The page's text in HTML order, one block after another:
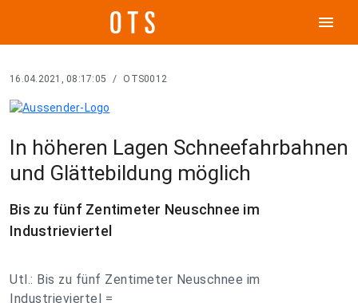
menu
16.04.2021, 08:17:05 / OTS0012
In höheren Lagen Schneefahrbahnen
und Glättebildung möglich
Bis zu fünf Zentimeter Neuschnee im
Industrieviertel
Utl.: Bis zu fünf Zentimeter Neuschnee im
Industrieviertel =